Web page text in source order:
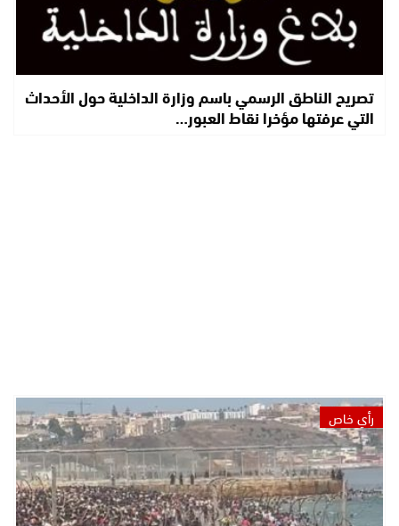
تصريح الناطق الرسمي باسم وزارة الداخلية حول الأحداث
التي عرفتها مؤخرا نقاط العبور…
رأي خاص